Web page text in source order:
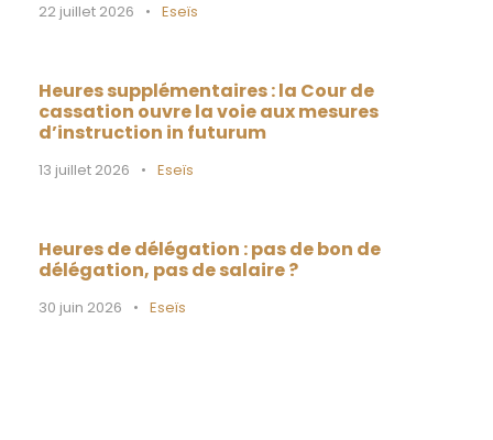
22 juillet 2026 • Eseïs
Heures supplémentaires : la Cour de
cassation ouvre la voie aux mesures
d’instruction in futurum
13 juillet 2026 • Eseïs
Heures de délégation : pas de bon de
délégation, pas de salaire ?
30 juin 2026 • Eseïs